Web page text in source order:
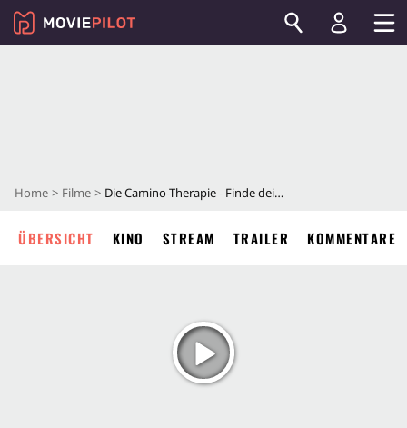
Home Filme Die Camino-Therapie - Finde deinen Weg
ÜBERSICHT KINO STREAM TRAILER KOMMENTARE